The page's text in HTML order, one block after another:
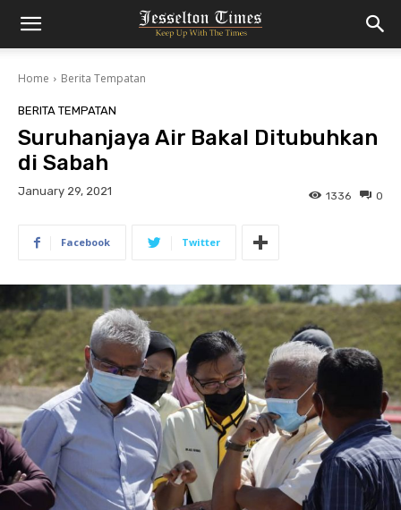
Home Berita Tempatan
BERITA TEMPATAN
Suruhanjaya Air Bakal Ditubuhkan
di Sabah
January 29, 2021 0
1336
Facebook Twitter